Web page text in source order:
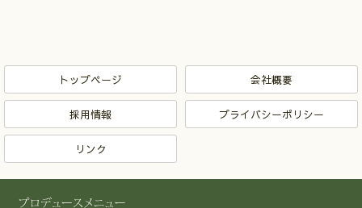
トップページ 会社概要
採用情報 プライバシーポリシー
リンク